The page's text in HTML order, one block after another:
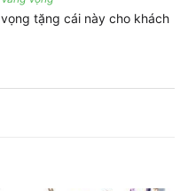
tặng cái này cho khách